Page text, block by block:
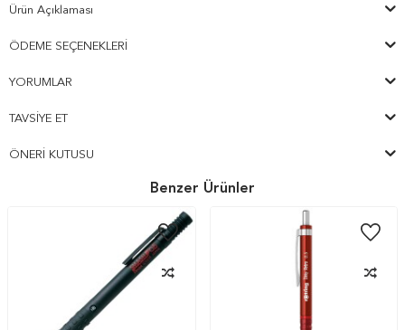
Ürün Açıklaması
ÖDEME SEÇENEKLERI
YORUMLAR
TAVSIYE ET
ÖNERI KUTUSU
Benzer Ürünler